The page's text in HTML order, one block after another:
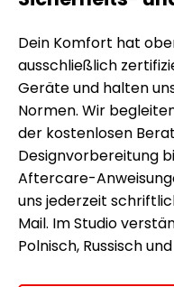
Dein Komfort hat
ausschließlich
Geräte und halten
Normen. Wir
der kostenlosen
Designvorbereitung
Aftercare-
uns jederzeit
Mail. Im Studio
Polnisch, Russisch